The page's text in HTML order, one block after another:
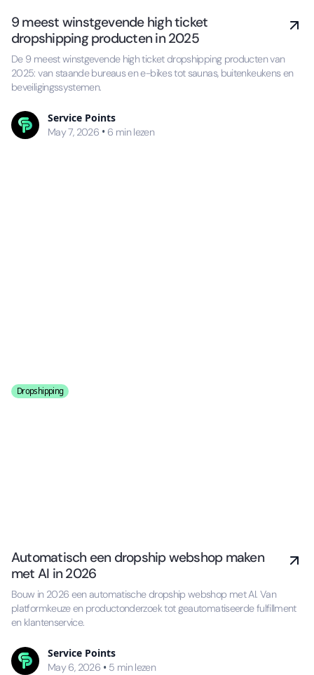
9 meest winstgevende high ticket
dropshipping producten in 2025
De 9 meest winstgevende high ticket dropshipping producten van
2025: van staande bureaus en e-bikes tot saunas, buitenkeukens en
beveiligingssystemen.
Service Points
May 7, 2026 • 6 min lezen
Dropshipping
Automatisch een dropship webshop maken
met AI in 2026
Bouw in 2026 een automatische dropship webshop met AI. Van
platformkeuze en productonderzoek tot geautomatiseerde fulfillment
en klantenservice.
Service Points
May 6, 2026 • 5 min lezen